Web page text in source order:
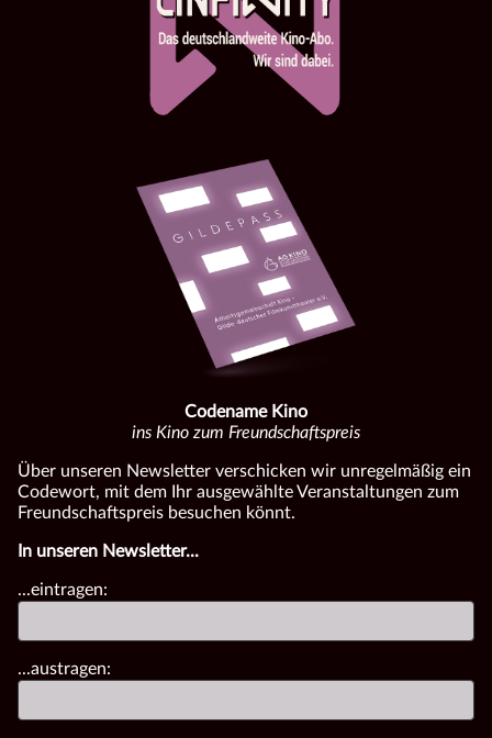
Codename Kino
ins Kino zum Freundschaftspreis
Über unseren Newsletter verschicken wir unregelmäßig ein
Codewort, mit dem Ihr ausgewählte Veranstaltungen zum
Freundschaftspreis besuchen könnt.
In unseren Newsletter...
...eintragen:
...austragen: